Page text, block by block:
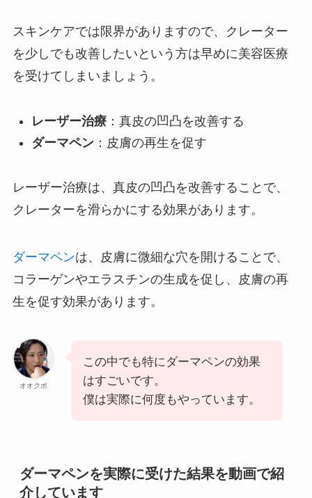
スキンケアでは限界がありますので、クレーター
を少しでも改善したいという方は早めに美容医療
を受けてしまいましょう。
レーザー治療：真皮の凹凸を改善する
ダーマペン：皮膚の再生を促す
レーザー治療は、真皮の凹凸を改善することで、
クレーターを滑らかにする効果があります。
ダーマペンは、皮膚に微細な穴を開けることで、
コラーゲンやエラスチンの生成を促し、皮膚の再
生を促す効果があります。
オオクボ
この中でも特にダーマペンの効果
はすごいです。
僕は実際に何度もやっています。
ダーマペンを実際に受けた結果を動画で紹
介しています